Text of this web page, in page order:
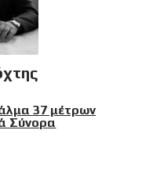
37 μέτρων
Σύνορα